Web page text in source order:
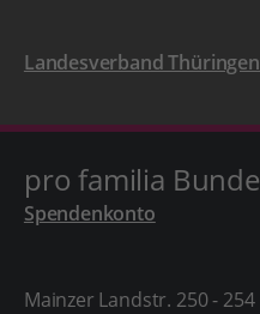
Landesverband
pro familia
Spendenkonto
Mainzer Landstr. 250 - 254